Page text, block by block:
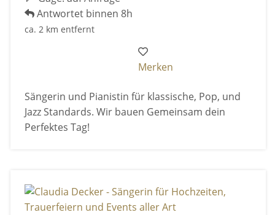
Antwortet binnen 8h
ca. 2 km entfernt
Merken
Sängerin und Pianistin für klassische, Pop, und
Jazz Standards. Wir bauen Gemeinsam dein
Perfektes Tag!